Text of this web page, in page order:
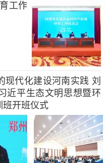
工作
现代化建设河南实践 刘
近平生态文明思想暨环
班开班仪式